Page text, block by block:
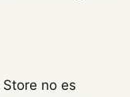
no es